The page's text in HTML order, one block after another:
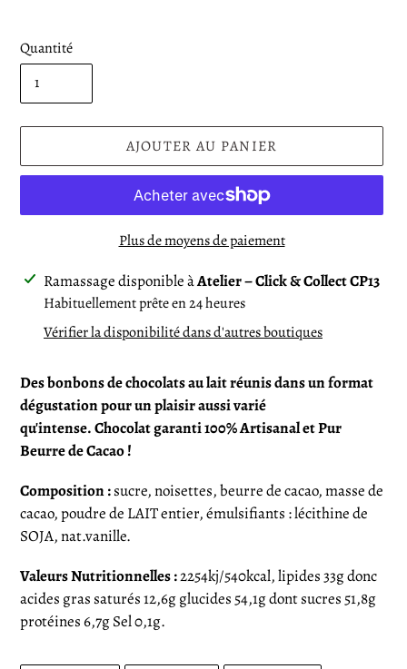
Quantité
AJOUTER AU PANIER
Plus de moyens de paiement
Ajout
d'un
produit
panier
Ramassage disponible àAtelier – Click & Collect CP13
Habituellement prête en 24 heures
Vérifier la disponibilité dans d'autres boutiques
Des bonbons de chocolats au lait réunis dans un format
dégustation pour un plaisir aussi varié
qu'intense.Chocolat garanti 100% Artisanal et Pur
Beurre de Cacao !
Composition :sucre, noisettes, beurre de cacao, masse de
cacao, poudre de LAIT entier, émulsifiants : lécithine de
SOJA, nat.vanille.
Valeurs Nutritionnelles :2254kj/540kcal, lipides 33g donc
acides gras saturés 12,6g glucides 54,1g dont sucres 51,8g
protéines 6,7g Sel 0,1g.